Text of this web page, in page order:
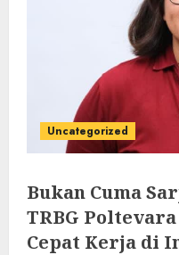
Uncategorized
Bukan Cuma
TRBG
Cepat Kerja di